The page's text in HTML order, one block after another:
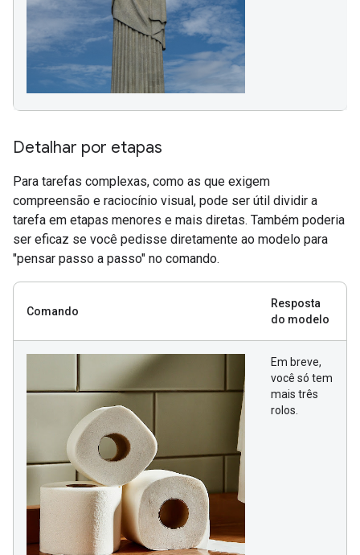
Detalhar por etapas
Para tarefas complexas, como as que exigem
compreensão e raciocínio visual, pode ser útil dividir a
tarefa em etapas menores e mais diretas. Também poderia
ser eficaz se você pedisse diretamente ao modelo para
"pensar passo a passo" no comando.
Comando
Resposta
do modelo
Em breve,
você só tem
mais três
rolos.